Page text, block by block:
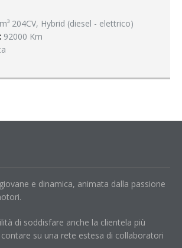
204CV, Hybrid (diesel - elettrico)
92000 Km
e dinamica, animata dalla passione
di soddisfare anche la clientela più
su una rete estesa di collaboratori